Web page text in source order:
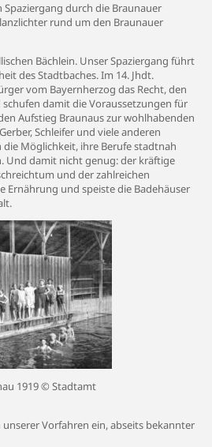
durch die Braunauer
rund um den Braunauer
Bächlein. Unser Spaziergang führt
des Stadtbaches. Im 14. Jhdt.
vom Bayernherzog das Recht, den
damit die Voraussetzungen für
Aufstieg Braunaus zur wohlhabenden
Schleifer und viele anderen
Möglichkeit, ihre Berufe stadtnah
Und damit nicht genug: der kräftige
und der zahlreichen
Ernährung und speiste die Badehäuser
1919 © Stadtamt
Vorfahren ein, abseits bekannter